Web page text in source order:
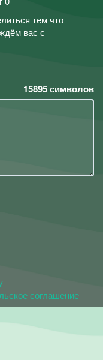
тем что
вас с
15895символов
соглашение